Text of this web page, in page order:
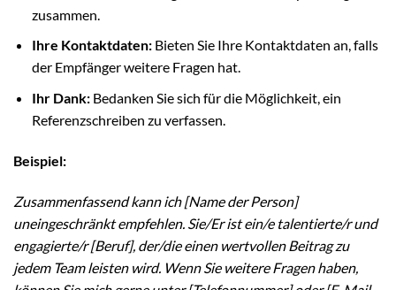
zusammen.
Ihre Kontaktdaten:Bieten Sie Ihre Kontaktdaten an, falls
der Empfänger weitere Fragen hat.
Ihr Dank:Bedanken Sie sich für die Möglichkeit, ein
Referenzschreiben zu verfassen.
Beispiel:
Zusammenfassend kann ich [Name der Person]
uneingeschränkt empfehlen. Sie/Er ist ein/e talentierte/r und
engagierte/r [Beruf], der/die einen wertvollen Beitrag zu
jedem Team leisten wird. Wenn Sie weitere Fragen haben,